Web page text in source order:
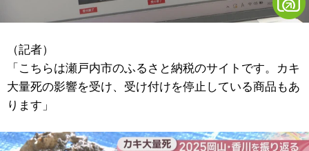
（記者）
「こちらは瀬戸内市のふるさと納税のサイトです。カキ
大量死の影響を受け、受け付けを停止している商品もあ
ります」